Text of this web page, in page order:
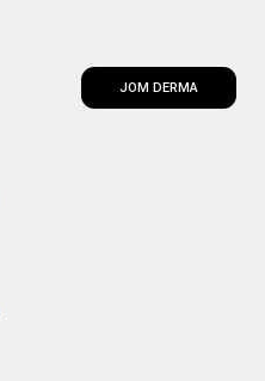
JOM DERMA